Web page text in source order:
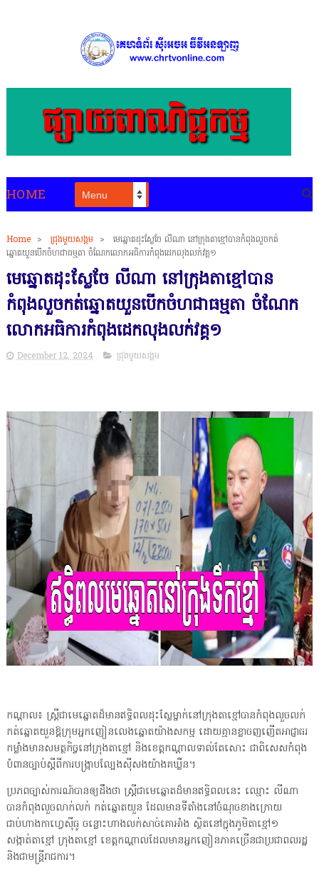
HOME
Home > ជ្រុងមួយសង្គម >
មេឆ្នោតដុះស្លែចែ លីណា នៅក្រុងតាខ្មៅបានកំពុងលួចកត់
ឆ្នោតយួនបើកចំហជាធម្មតា ចំណែកលោកអធិការកំពុងដេកលុងលក់វគ្គ១
មេឆ្នោតដុះស្លែចែ លីណា នៅក្រុងតាខ្មៅបាន
កំពុងលួចកត់ឆ្នោតយួនបើកចំហជាធម្មតា ចំណែក
លោកអធិការកំពុងដេកលុងលក់វគ្គ១
December 12, 2024 ជ្រុងមួយសង្គម
កណ្ដាល៖ ស្ត្រីជាមេឆ្នោតដ៏មានឥទ្ធិពលដុះស្លែម្នាក់នៅក្រុងតាខ្មៅបានកំពុងលួចលក់
កត់ឆ្នោតយួនឱ្តក្រុមអ្នកញៀនលេងឆ្នោតយ៉ាងសកម្ម ដោយគ្មានខ្លាចញញើតអាជ្ញាធរ
កម្លាំងមានសមត្ថកិច្វនៅក្រុងតាខ្មៅ និងខេត្តកណ្ដាលទាល់តែសោះ ជាពិសេសកំពុង
បំពានច្បាប់ស្តីពីការបង្ក្រាបល្បែងស៊ីសងយ៉ាងគឃ្លឺន។
ប្រភពច្បាស់ការណ៍បានឲ្យដឹងថា ស្ត្រីជាមេឆ្នោតដ៏មានឥទ្ធិពលនេះ ឈ្មោះ លីណា
បានកំពុងលួចលាក់លក់ កត់ឆ្នោតយួន ដែលមានទីតាំងនៅចំណុចខាងក្រោយ
ជាប់ហាងកាហ្វេស៊ីធូ ចន្លោះហាងលក់សាច់គោអាំង ស្ថិតនៅក្នុងភូមិតាខ្មៅ១
សង្កាត់តាខ្មៅ ក្រុងតាខ្មៅ ខេត្តកណ្ដាលដែលមានអ្នកញៀនភាគច្រើនជាប្រជាពលរដ្ឋ
និងជាមន្ត្រីរាជការ។